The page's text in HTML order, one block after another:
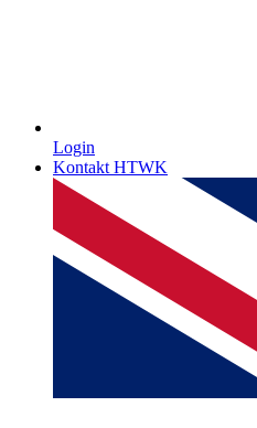
Login
Kontakt HTWK